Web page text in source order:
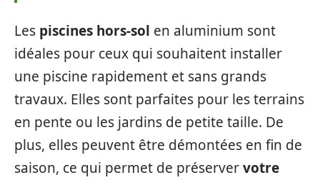
Les piscines hors-sol en aluminium sont
idéales pour ceux qui souhaitent installer
une piscine rapidement et sans grands
travaux. Elles sont parfaites pour les terrains
en pente ou les jardins de petite taille. De
plus, elles peuvent être démontées en fin de
saison, ce qui permet de préservervotre